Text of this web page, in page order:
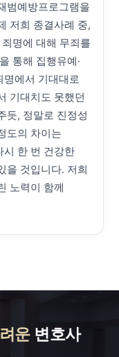
범예방프로그램을
저희 종결사례 중,
명에 대해 무죄를
통해 집행유예·
명에서 기대대로
기대치도 못했던
듯, 정말로 진정성
도의 차이는
시 한 번 건강한
을 것입니다. 저희
노력이 함께
운변호사